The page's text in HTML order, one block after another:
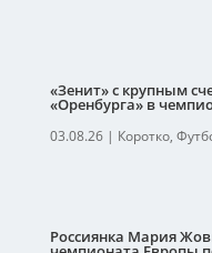
«Зенит» с крупным
«Оренбурга» в
03.08.26| Коротко,
Россиянка Мария